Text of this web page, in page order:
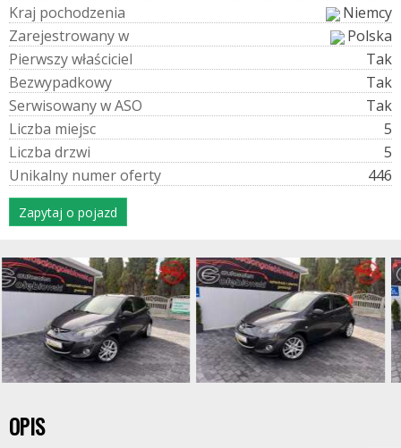
Kraj pochodzenia
Niemcy
Zarejestrowanyw
Polska
Pierwszywłaściciel
Tak
Bezwypadkowy
Tak
SerwisowanywASO
Tak
Liczba miejsc
5
Liczba drzwi
5
Unikalny numeroferty 446
Zapytaj o pojazd
OPIS